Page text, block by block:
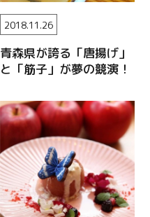
青森県が誇る「唐揚げ」
と「筋子」が夢の競演！
2018.11.26